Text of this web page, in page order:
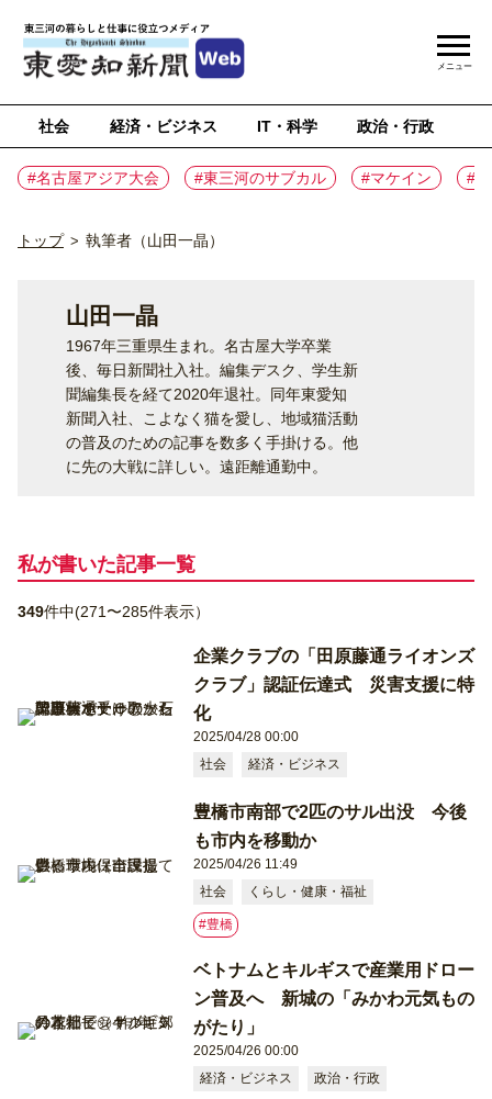
社会 経済・ビジネス IT・科学 政治・行政
#名古屋アジア大会 #東三河のサブカル #マケイン #
メニュー
トップ > 執筆者（山田一晶）
山田一晶
1967年三重県生まれ。名古屋大学卒業
後、毎日新聞社入社。編集デスク、学生新
聞編集長を経て2020年退社。同年東愛知
新聞入社、こよなく猫を愛し、地域猫活動
の普及のための記事を数多く手掛ける。他
に先の大戦に詳しい。遠距離通勤中。
私が書いた記事⼀覧
349件中(271〜285件表示）
企業クラブの「田原藤通ライオンズ
クラブ」認証伝達式 災害支援に特
化
2025/04/28 00:00
社会
経済・ビジネス
豊橋市南部で2匹のサル出没 今後
も市内を移動か
2025/04/26 11:49
社会
くらし・健康・福祉
#豊橋
ベトナムとキルギスで産業用ドロー
ン普及へ 新城の「みかわ元気もの
がたり」
2025/04/26 00:00
経済・ビジネス
政治・行政